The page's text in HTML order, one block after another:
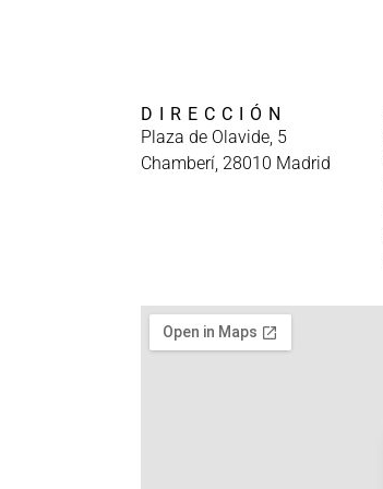
DIRECCIÓN
Plaza de Olavide, 5
Chamberí, 28010 Madrid